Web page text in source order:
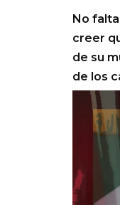
No
creer
de su
de los